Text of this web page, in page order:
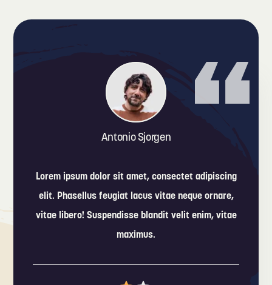
Antonio Sjorgen
Lorem ipsum dolor sit amet, consectet adipiscing
elit. Phasellus feugiat lacus vitae neque ornare,
vitae libero! Suspendisse blandit velit enim, vitae
maximus.